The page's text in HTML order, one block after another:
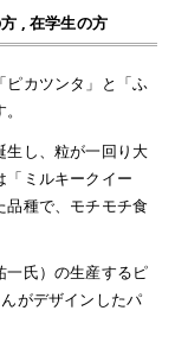
, 在学生の方
ピカツンタ」と「ふ
生し、粒が一回り大
「ミルキークイー
品種で、モチモチ食
氏）の生産するピ
がデザインしたパ